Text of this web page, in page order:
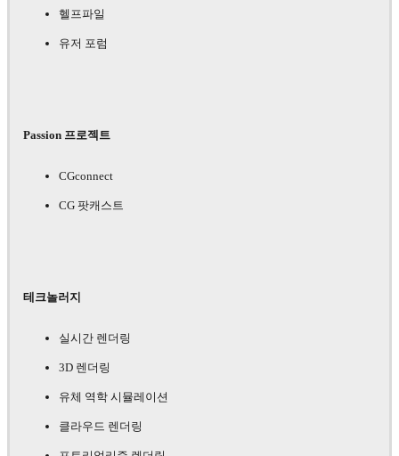
헬프파일
유저 포럼
Passion 프로젝트
CGconnect
CG 팟캐스트
테크놀러지
실시간 렌더링
3D 렌더링
유체 역학 시뮬레이션
클라우드 렌더링